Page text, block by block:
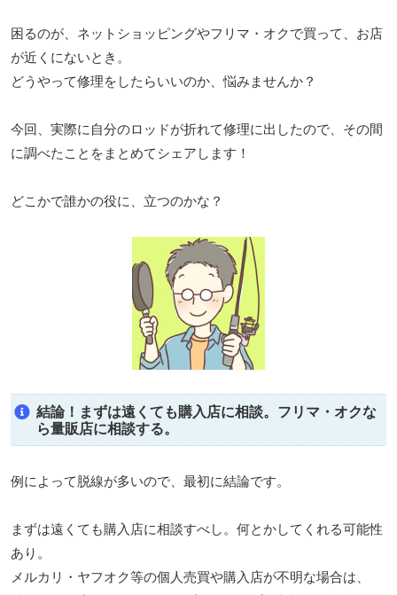
困るのが、ネットショッピングやフリマ・オクで買って、お店
が近くにないとき。
どうやって修理をしたらいいのか、悩みませんか？
今回、実際に自分のロッドが折れて修理に出したので、その間
に調べたことをまとめてシェアします！
どこかで誰かの役に、立つのかな？
結論！まずは遠くても購入店に相談。フリマ・オクな
ら量販店に相談する。
例によって脱線が多いので、最初に結論です。
まずは遠くても購入店に相談すべし。何とかしてくれる可能性
あり。
メルカリ・ヤフオク等の個人売買や購入店が不明な場合は、